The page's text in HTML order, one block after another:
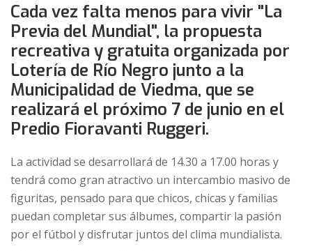
Cada vez falta menos para vivir "La
Previa del Mundial", la propuesta
recreativa y gratuita organizada por
Lotería de Río Negro junto a la
Municipalidad de Viedma, que se
realizará el próximo 7 de junio en el
Predio Fioravanti Ruggeri.
La actividad se desarrollará de 14.30 a 17.00 horas y
tendrá como gran atractivo un intercambio masivo de
figuritas, pensado para que chicos, chicas y familias
puedan completar sus álbumes, compartir la pasión
por el fútbol y disfrutar juntos del clima mundialista.